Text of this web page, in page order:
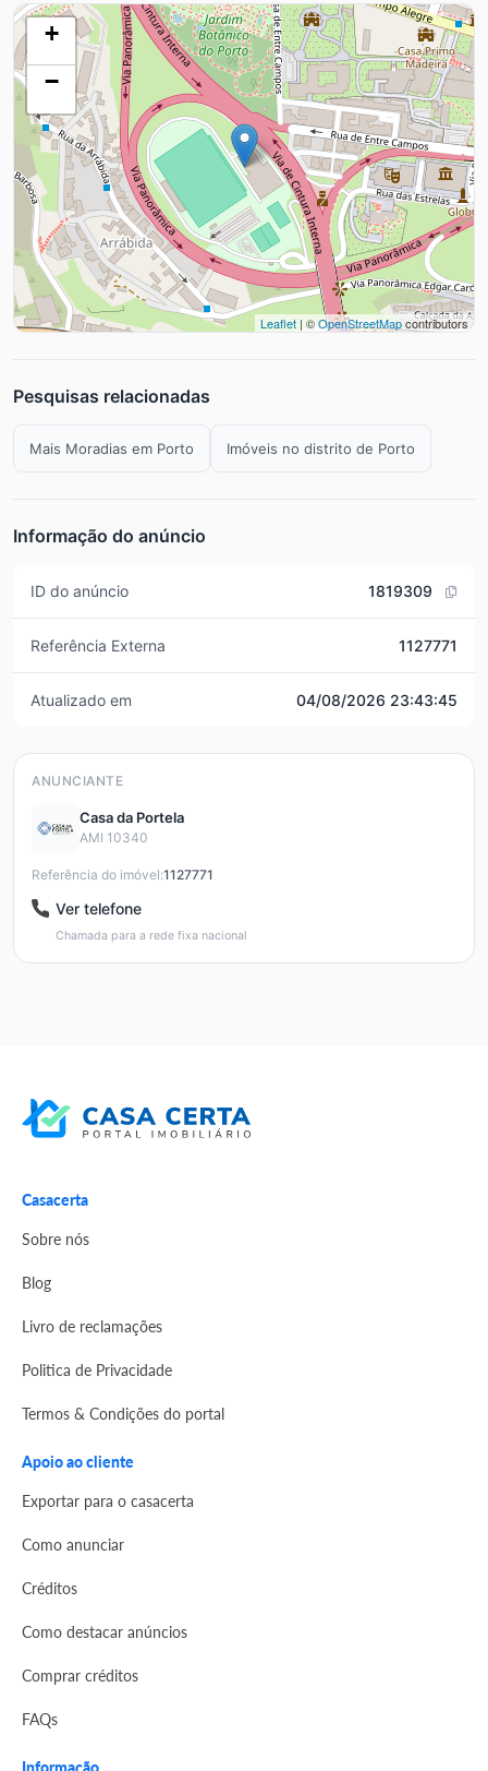
+
−
Leaflet | ©OpenStreetMapcontributors
Pesquisas relacionadas
Mais Moradias em Porto Imóveis no distrito de Porto
Informação do anúncio
ID do anúncio 1819309
Referência Externa 1127771
Atualizado em 04/08/2026 23:43:45
ANUNCIANTE
Casa da Portela
AMI 10340
Referência do imóvel:1127771
Ver telefone
Chamada para a rede fixa nacional
Casacerta
Sobre nós
Blog
Livro de reclamações
Politica de Privacidade
Termos & Condições do portal
Apoio ao cliente
Exportar para o casacerta
Como anunciar
Créditos
Como destacar anúncios
Comprar créditos
FAQs